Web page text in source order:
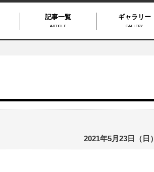
記事一覧
ARTICLE
ギャラリー
GALLERY
2021年5月23日（日）